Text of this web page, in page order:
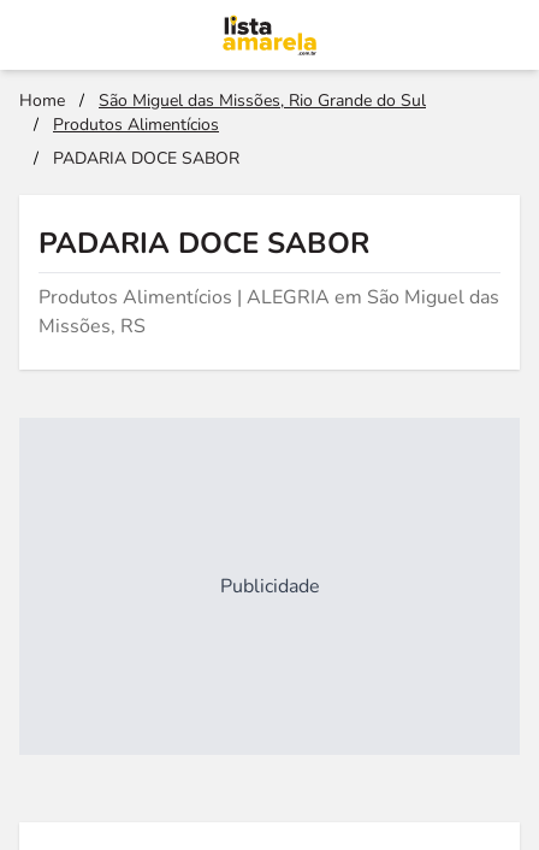
Home /
São Miguel das Missões, Rio Grande do Sul
/
Produtos Alimentícios
/
PADARIA DOCE SABOR
PADARIA DOCE SABOR
Produtos Alimentícios | ALEGRIA em São Miguel das
Missões, RS
Publicidade